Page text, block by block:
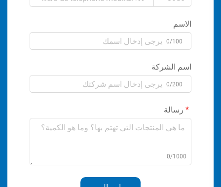
الاسم
0/100
اسم الشركة
0/200
رسالة
0/1000